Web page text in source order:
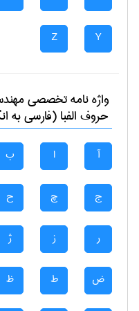
Y
Z
واژه نامه تخصصی
حروف الفبا (فارسی به
آ ا ب
ج چ ح
ر ز ژ
ض ط ظ